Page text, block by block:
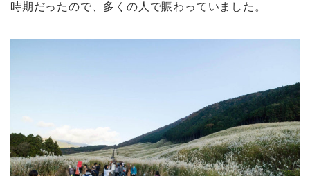
時期だったので、多くの人で賑わっていました。